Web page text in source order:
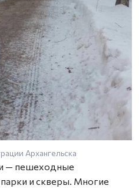
Архангельска
— пешеходные
и скверы. Многие